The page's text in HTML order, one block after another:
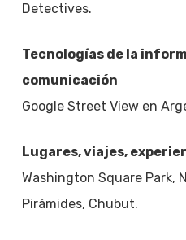
Detectives.
Tecnologías de la
comunicación
Google Street View en
Lugares, viajes,
Washington Square Park,
Pirámides, Chubut.